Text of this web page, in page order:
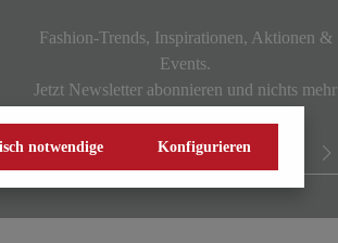
Fashion-Trends, Inspirationen, Aktionen &
Events.
Jetzt Newsletter abonnieren und nichts mehr
notwendige Konfigurieren